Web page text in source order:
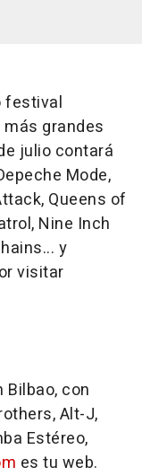
festival
grandes
julio contará
Mode,
Queens of
Nine Inch
y
visitar
Bilbao, con
Alt-J,
Estéreo,
es tu web.